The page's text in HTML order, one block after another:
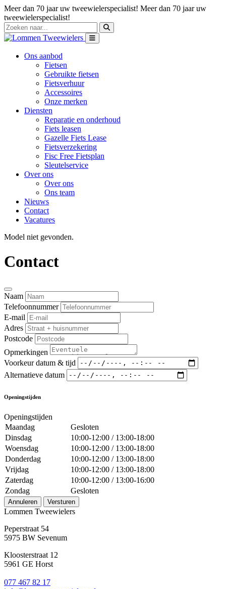
Meer dan 70 jaar uw tweewielerspecialist! Meer dan 70 jaar uw
tweewielerspecialist!
Ons aanbod
Fietsen
Gebruikte fietsen
Fietsverhuur
Accessoires
Onze merken
Diensten
Reparatie en onderhoud
Fiets leasen
Gazelle Fiets Lease
Fietsverzekering
Fisc Free Fietsplan
Sleutelservice
Over ons
Over ons
Ons team
Nieuws
Contact
Vacatures
Model niet gevonden.
Contact
Naam
Telefoonnummer
E-mail
Adres
Postcode
Opmerkingen
Voorkeur datum & tijd
Alternatieve datum
Openingstijden
Openingstijden
Maandag
Gesloten
Dinsdag
10:00-12:00 / 13:00-18:00
Woensdag
10:00-12:00 / 13:00-18:00
Donderdag
10:00-12:00 / 13:00-18:00
Vrijdag
10:00-12:00 / 13:00-18:00
Zaterdag
10:00-12:00 / 13:00-16:00
Zondag
Gesloten
Annuleren Versturen
Lommen Tweewielers
Peperstraat 54
5975 BW Sevenum
Kloosterstraat 12
5961 GE Horst
077 467 82 17